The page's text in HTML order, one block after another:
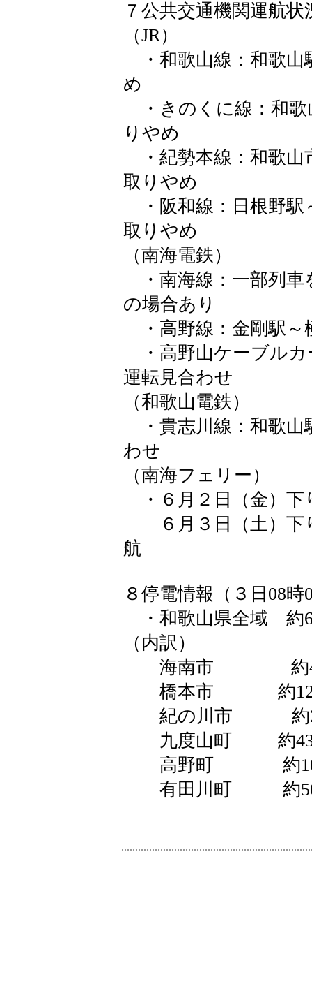
７公共交通機関運航状
（JR）
・和歌山線：和歌
め
・きのくに線：和
りやめ
・紀勢本線：和歌
取りやめ
・阪和線：日根野
取りやめ
（南海電鉄）
・南海線：一部列車
の場合あり
・高野線：金剛駅
・高野山ケーブル
運転見合わせ
（和歌山電鉄）
・貴志川線：和歌
わせ
（南海フェリー）
・６月２日（金）下
６月３日（土）下
航
８停電情報（３日08時
・和歌山県全域 約
（内訳）
海南市 約
橋本市 約
紀の川市 約
九度山町 約
高野町 約10
有田川町 約